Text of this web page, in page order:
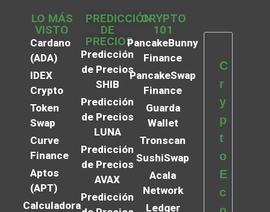
LO MÁS
VISTO
Cardano
(ADA)
IDEX
Crypto
Token
Swap
Curve
Finance
Aptos
(APT)
Calculadora
PREDICCIÓN
DE
PRECIOS
Predicción
de Precios
SHIB
Predicción
de Precios
LUNA
Predicción
de Precios
AVAX
Predicción
CRYPTO
101
PancakeBunny
Finance
PancakeSwap
Finance
Guarda
Wallet
Tronscan
SushiSwap
Acala
Network
Ledger
C
r
y
p
t
o
E
c